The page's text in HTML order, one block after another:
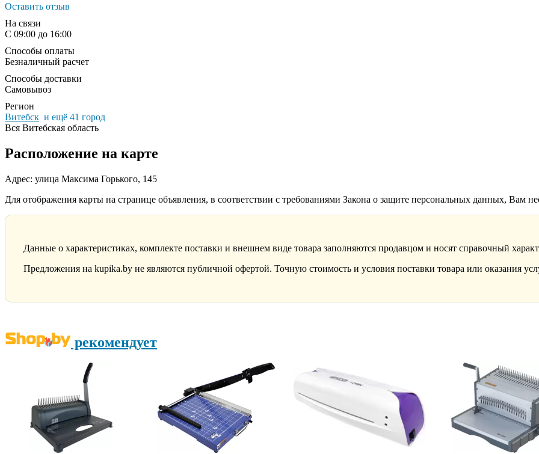
Оставить отзыв
На связи
С 09:00 до 16:00
Способы оплаты
Безналичный расчет
Способы доставки
Самовывоз
Регион
Витебск и ещё 41 город
Вся Витебская область
Расположение на карте
Адрес: улица Максима Горького, 145
Для отображения карты на странице объявления, в соответствии с требованиями Закона о защите персональных данных, Вам
Данные о характеристиках, комплекте поставки и внешнем виде товара заполняются продавцом и носят справочный
Предложения на kupika.by не являются публичной офертой. Точную стоимость и условия поставки товара или оказания
рекомендует